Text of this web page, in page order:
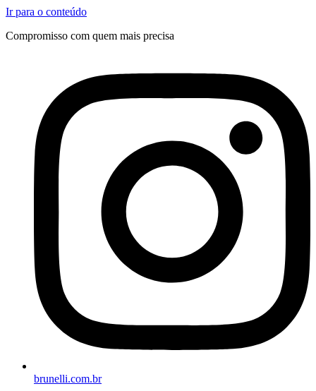
Ir para o conteúdo
Compromisso com quem mais precisa
brunelli.com.br